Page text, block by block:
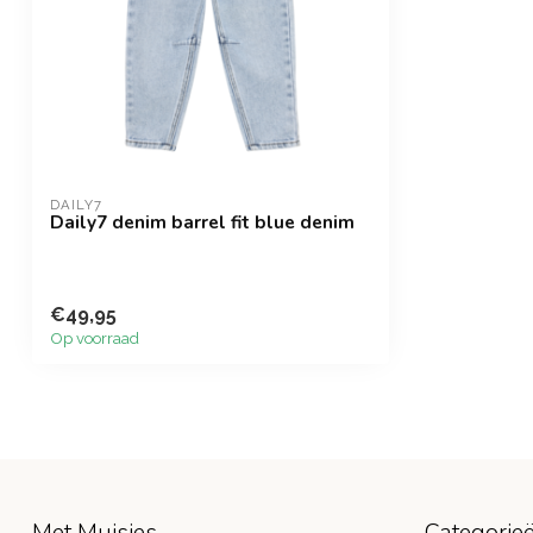
DAILY7
Daily7 denim barrel fit blue denim
€49,95
Op voorraad